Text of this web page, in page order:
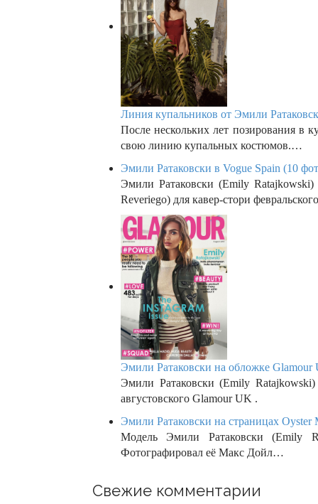
Линия купальников от Эмили
После нескольких лет позирования в
свою линию купальных костюмов.…
Эмили Ратаковски в Vogue Spain (10
Эмили Ратаковски (Emily
Reveriego) для кавер-стори
Эмили Ратаковски на обложке Glamour
Эмили Ратаковски (Emily
августовского Glamour UK .
Эмили Ратаковски на страницах Oyster
Модель Эмили Ратаковски (Emily
Фотографировал её Макс Дойл…
Свежие комментарии